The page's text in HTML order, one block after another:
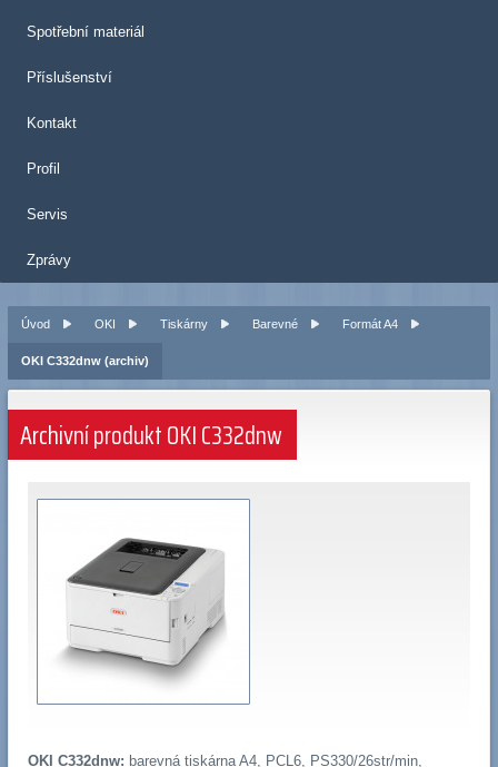
Spotřební materiál
Příslušenství
Kontakt
Profil
Servis
Zprávy
Úvod OKI Tiskárny Barevné Formát A4
OKI C332dnw (archiv)
Archivní produkt OKI C332dnw
OKI C332dnw: barevná tiskárna A4, PCL6, PS330/26str/min,